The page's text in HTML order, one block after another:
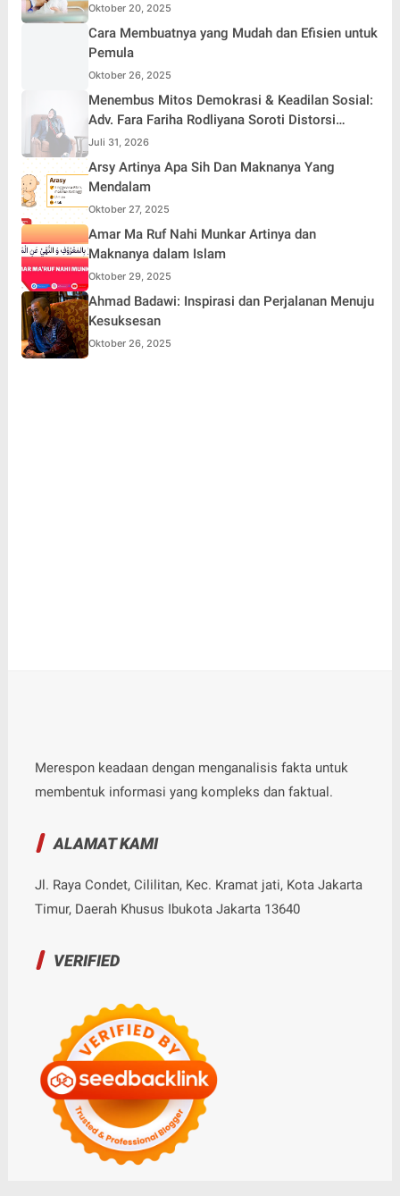
Oktober 20, 2025
Cara Membuatnya yang Mudah dan Efisien untuk
Pemula
Oktober 26, 2025
Menembus Mitos Demokrasi & Keadilan Sosial:
Adv. Fara Fariha Rodliyana Soroti Distorsi
Simpati Publik dan Aksi Main Hakim Sendiri
Juli 31, 2026
Arsy Artinya Apa Sih Dan Maknanya Yang
Mendalam
Oktober 27, 2025
Amar Ma Ruf Nahi Munkar Artinya dan
Maknanya dalam Islam
Oktober 29, 2025
Ahmad Badawi: Inspirasi dan Perjalanan Menuju
Kesuksesan
Oktober 26, 2025
Merespon keadaan dengan menganalisis fakta untuk
membentuk informasi yang kompleks dan faktual.
ALAMAT KAMI
Jl. Raya Condet, Cililitan, Kec. Kramat jati, Kota Jakarta
Timur, Daerah Khusus Ibukota Jakarta 13640
VERIFIED